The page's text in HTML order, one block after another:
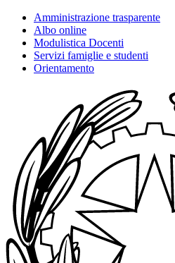
Amministrazione trasparente
Albo online
Modulistica Docenti
Servizi famiglie e studenti
Orientamento